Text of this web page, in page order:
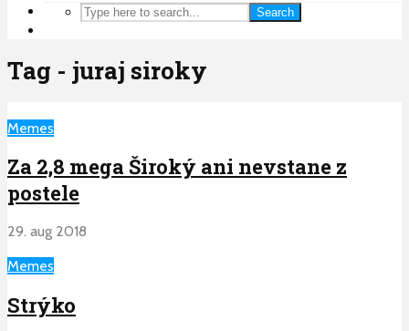
Search
Tag - juraj siroky
Memes
Za 2,8 mega Široký ani nevstane z
postele
29. aug 2018
Memes
Strýko